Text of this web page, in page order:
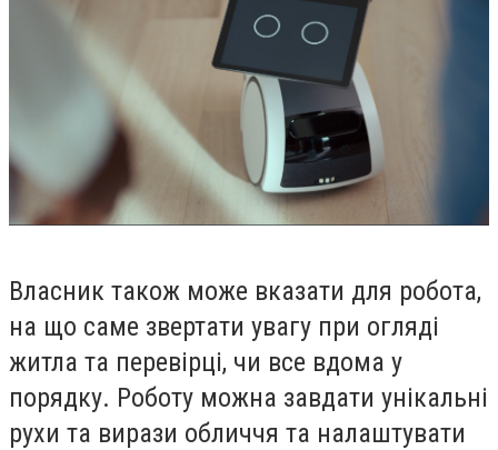
Власник також може вказати для робота,
на що саме звертати увагу при огляді
житла та перевірці, чи все вдома у
порядку. Роботу можна завдати унікальні
рухи та вирази обличчя та налаштувати